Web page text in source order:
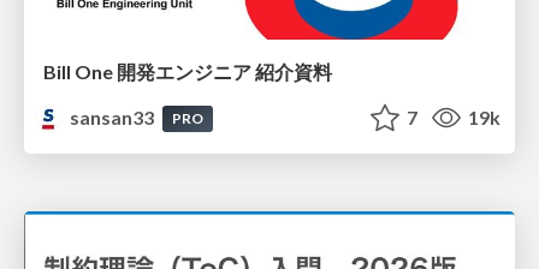
Bill One 開発エンジニア 紹介資料
sansan33
PRO 7 19k